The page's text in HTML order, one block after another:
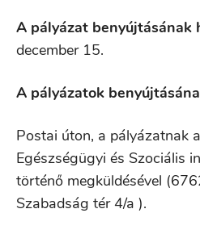
A pályázat benyújtásának
december 15.
A pályázatok
Postai úton, a pályázatnak
Egészségügyi és Szociális
történő megküldésével
Szabadság tér 4/a ).